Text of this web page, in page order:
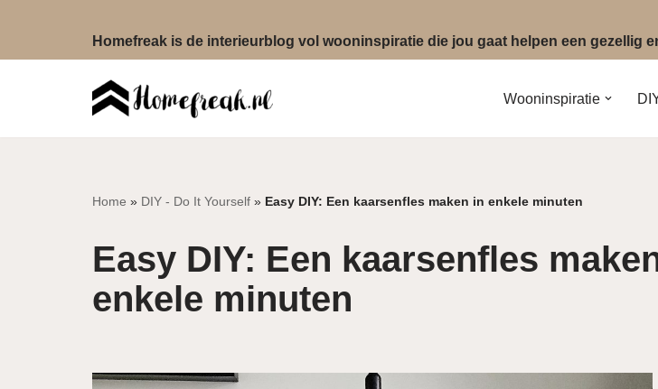
Homefreak is de interieurblog vol wooninspiratie die jou gaat helpen een gezellig
Wooninspiratie
Home » DIY - Do It Yourself » Easy DIY: Een kaarsenfles maken in enkele minuten
Easy DIY: Een kaarsenfles
enkele minuten